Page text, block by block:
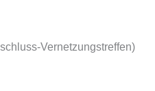
Vernetzungstreffen)